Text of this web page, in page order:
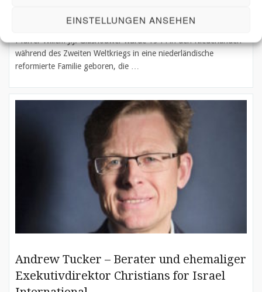
EINSTELLUNGEN ANSEHEN
Pfarrer Willem J.J. Glashouwer wurde 1944 in den Niederlanden
während des Zweiten Weltkriegs in eine niederländische
reformierte Familie geboren, die …
Andrew Tucker – Berater und ehemaliger
Exekutivdirektor Christians for Israel